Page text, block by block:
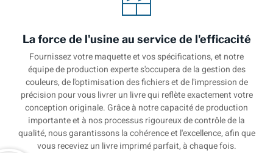
La force de l'usine au service de l'efficacité
Fournissez votre maquette et vos spécifications, et notre
équipe de production experte s'occupera de la gestion des
couleurs, de l'optimisation des fichiers et de l'impression de
précision pour vous livrer un livre qui reflète exactement votre
conception originale. Grâce à notre capacité de production
importante et à nos processus rigoureux de contrôle de la
qualité, nous garantissons la cohérence et l'excellence, afin que
vous receviez un livre imprimé parfait, à chaque fois.